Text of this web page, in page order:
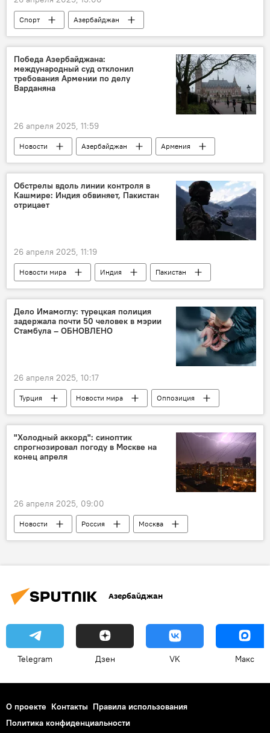
Спорт
Азербайджан
Тяжелая атлетика
Молдова
Чемпионат Европы
Норвегия
Победа Азербайджана:
международный суд отклонил
требования Армении по делу
Варданяна
26 апреля 2025, 11:59
Новости Азербайджан
Армения
Политика
Международный суд ООН
МИД Азербайджана
Баку
Сепаратизм
Обстрелы вдоль линии контроля в
Кашмире: Индия обвиняет, Пакистан
отрицает
26 апреля 2025, 11:19
Новости мира Индия
Пакистан
Конфликт
проблема Джамму и Кашмира
Министерство обороны
Мухаммад Шахбаз Шариф
Теракт
Дело Имамоглу: турецкая полиция
задержала почти 50 человек в мэрии
Стамбула – ОБНОВЛЕНО
26 апреля 2025, 10:17
Турция Новости мира
Оппозиция
Политика
Стамбул
Экрем Имамоглу
Коррупция
"Холодный аккорд": синоптик
спрогнозировал погоду в Москве на
конец апреля
26 апреля 2025, 09:00
Новости Россия
Москва
Прогноз погоды
Апрель
Ливни
циклон
ПредупреждениеАзербайджан
Telegram Дзен VK Макс
О проекте Контакты Правила использования
Политика конфиденциальности